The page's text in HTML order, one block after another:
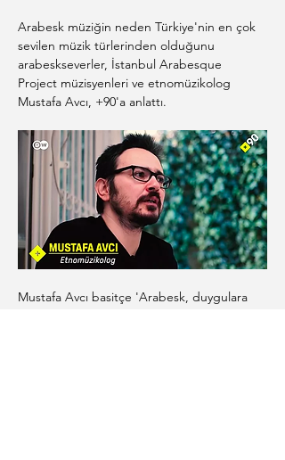
Arabesk müziğin neden Türkiye'nin en çok
sevilen müzik türlerinden olduğunu
arabeskseverler, İstanbul Arabesque
Project müzisyenleri ve etnomüzikolog
Mustafa Avcı, +90'a anlattı.
Mustafa Avcı basitçe 'Arabesk, duygulara